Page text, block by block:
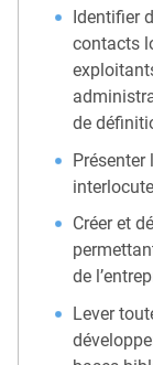
Identifier
contacts
de
Présenter
Créer et
de
Lever